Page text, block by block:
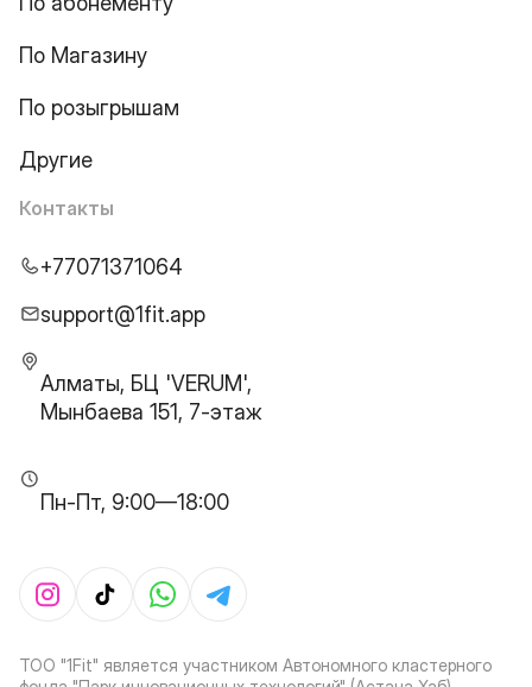
По Магазину
По розыгрышам
Другие
Контакты
+77071371064
support@1fit.app
Алматы, БЦ 'VERUM',
Мынбаева 151, 7-этаж
Пн-Пт, 9:00—18:00
ТОО "1Fit" является участником Автономного кластерного